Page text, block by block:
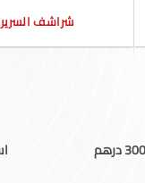
شراشف السرير